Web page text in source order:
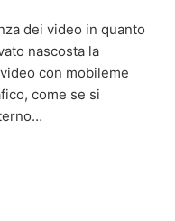
dei video in quanto
nascosta la
con mobileme
come se si